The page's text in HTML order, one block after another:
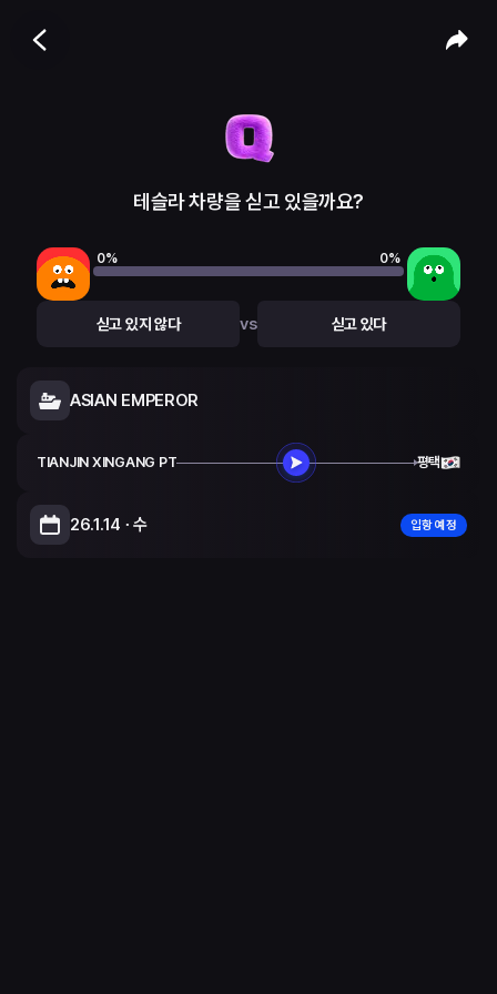
테슬라 차량을 싣고 있을까요?
0% 0%
싣고 있지 않다 vs 싣고 있다
ASIAN EMPEROR
TIANJIN XINGANG PT 평택
26.1.14 ∙ 수 입항 예정